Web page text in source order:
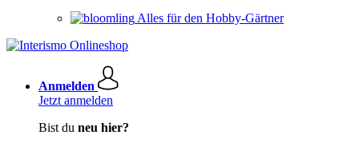
Alles für den Hobby-Gärtner
Anmelden
Jetzt anmelden
Bist du neu hier?